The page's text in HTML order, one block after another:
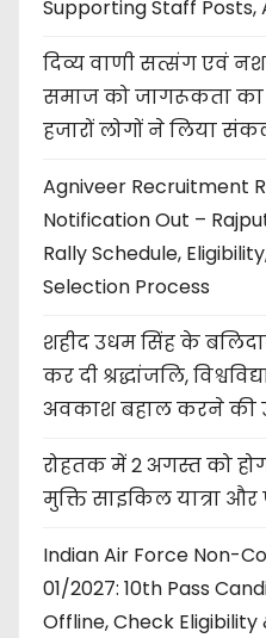
Supporting Staff Posts,
दिव्य वाणी सत्संग एवं
समाज को जागरूकता
हजारों लोगों ने लिया
Agniveer Recruitment
Notification Out –
Rally Schedule,
Selection Process
शहीद उधम सिंह के
कर दी श्रद्धांजलि,
अवकाश बहाल करने की
रोहतक में 2 अगस्त को
मुक्ति साइकिल यात्रा और
Indian Air Force Non-
01/2027: 10th Pass
Offline, Check Eligibility